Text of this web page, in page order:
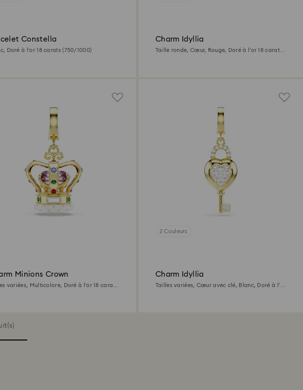
Constella
Doré à l’or 18 carats (750/1000)
Charm Idyllia
Taille ronde, Cœur, Rouge, Doré à l’or 18 carats
Minions Crown
variées, Multicolore, Doré à l’or 18 carats
2 Couleurs
Charm Idyllia
Tailles variées, Cœur avec clé, Blanc, Doré à l’or